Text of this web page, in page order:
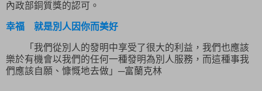
內政部銅質獎的認可。
幸福 就是別人因你而美好
「 我們從別人的發明中享受了很大的利益，我們也應該
樂於有機會以我們的任何一種發明為別人服務，而這種事我
們應該自願、慷慨地去做」─富蘭克林